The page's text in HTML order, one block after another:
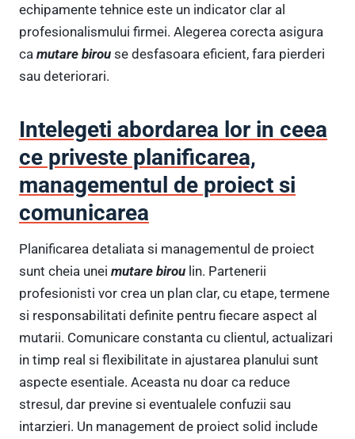
echipamente tehnice este un indicator clar al
profesionalismului firmei. Alegerea corecta asigura
ca mutare birou se desfasoara eficient, fara pierderi
sau deteriorari.
Intelegeti abordarea lor in ceea
ce priveste planificarea,
managementul de proiect si
comunicarea
Planificarea detaliata si managementul de proiect
sunt cheia unei mutare birou lin. Partenerii
profesionisti vor crea un plan clar, cu etape, termene
si responsabilitati definite pentru fiecare aspect al
mutarii. Comunicare constanta cu clientul, actualizari
in timp real si flexibilitate in ajustarea planului sunt
aspecte esentiale. Aceasta nu doar ca reduce
stresul, dar previne si eventualele confuzii sau
intarzieri. Un management de proiect solid include